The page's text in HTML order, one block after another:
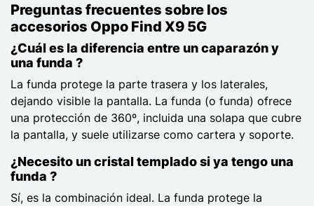
Preguntas frecuentes sobre los
accesorios Oppo Find X9 5G
¿Cuál es la diferencia entre un caparazón y
una funda ?
La funda protege la parte trasera y los laterales,
dejando visible la pantalla. La funda (o funda) ofrece
una protección de 360º, incluida una solapa que cubre
la pantalla, y suele utilizarse como cartera y soporte.
¿Necesito un cristal templado si ya tengo una
funda ?
Sí, es la combinación ideal. La funda protege la